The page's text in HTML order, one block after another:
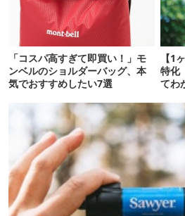
「コスパ高すぎて即買い！」モ
ンベルのショルダーバッグ、本
気でおすすめしたい7選
【1
特化
てわ